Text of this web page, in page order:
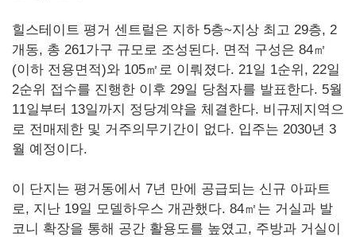
힐스테이트 평거 센트럴은 지하 5층~지상 최고 29층, 2
개동, 총 261가구 규모로 조성된다. 면적 구성은 84㎡
(이하 전용면적)와 105㎡로 이뤄졌다. 21일 1순위, 22일
2순위 접수를 진행한 이후 29일 당첨자를 발표한다. 5월
11일부터 13일까지 정당계약을 체결한다. 비규제지역으
로 전매제한 및 거주의무기간이 없다. 입주는 2030년 3
월 예정이다.
이 단지는 평거동에서 7년 만에 공급되는 신규 아파트
로, 지난 19일 모델하우스 개관했다. 84㎡는 거실과 발
코니 확장을 통해 공간 활용도를 높였고, 주방과 거실이